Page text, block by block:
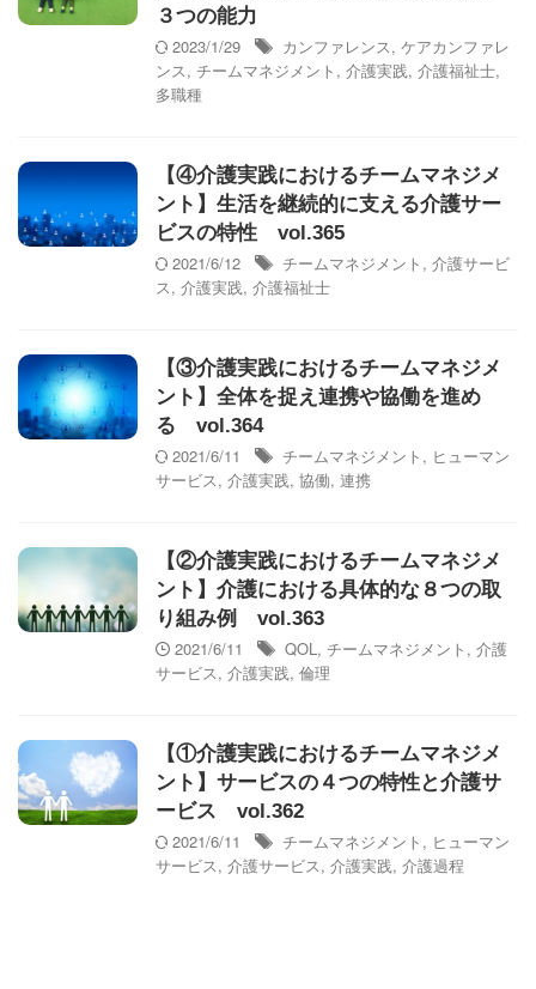
３つの能力
2023/1/29
カンファレンス, ケアカンファレ
ンス, チームマネジメント , 介護実践, 介護福祉士,
多職種
【④介護実践におけるチームマネジメ
ント】生活を継続的に支える介護サー
ビスの特性 vol.365
2021/6/12
チームマネジメント , 介護サービ
ス, 介護実践, 介護福祉士
【③介護実践におけるチームマネジメ
ント】全体を捉え連携や協働を進め
る vol.364
2021/6/11
チームマネジメント , ヒューマン
サービス, 介護実践, 協働, 連携
【②介護実践におけるチームマネジメ
ント】介護における具体的な８つの取
り組み例 vol.363
2021/6/11
QOL, チームマネジメント , 介護
サービス, 介護実践, 倫理
【①介護実践におけるチームマネジメ
ント】サービスの４つの特性と介護サ
ービス vol.362
2021/6/11
チームマネジメント , ヒューマン
サービス, 介護サービス, 介護実践, 介護過程